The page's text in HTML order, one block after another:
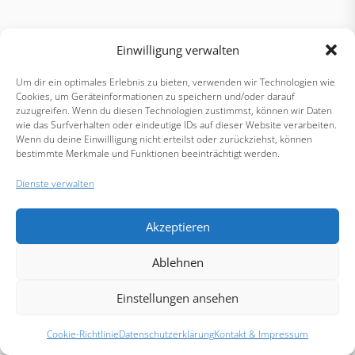
Einwilligung verwalten
Um dir ein optimales Erlebnis zu bieten, verwenden wir Technologien wie
Cookies, um Geräteinformationen zu speichern und/oder darauf
zuzugreifen. Wenn du diesen Technologien zustimmst, können wir Daten
wie das Surfverhalten oder eindeutige IDs auf dieser Website verarbeiten.
Wenn du deine Einwillligung nicht erteilst oder zurückziehst, können
bestimmte Merkmale und Funktionen beeinträchtigt werden.
Dienste verwalten
Akzeptieren
Ablehnen
Einstellungen ansehen
Cookie-RichtlinieDatenschutzerklärungKontakt & Impressum